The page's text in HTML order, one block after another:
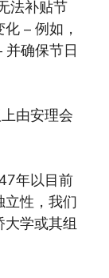
法补贴节
– 例如，
确保节日
由安理会
年以目前
立性，我们
大学或其组